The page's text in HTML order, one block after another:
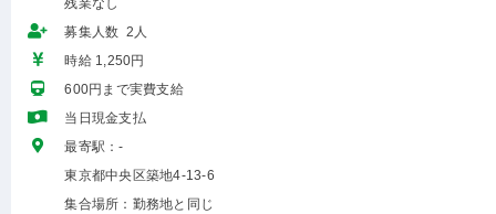
残業なし
募集人数 2人
時給 1,250円
600円まで実費支給
当日現金支払
最寄駅：-
東京都中央区築地4-13-6
集合場所：勤務地と同じ